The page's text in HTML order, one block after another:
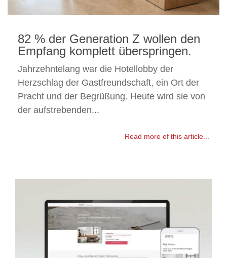
82 % der Generation Z wollen den
Empfang komplett überspringen.
Jahrzehntelang war die Hotellobby der
Herzschlag der Gastfreundschaft, ein Ort der
Pracht und der Begrüßung. Heute wird sie von
der aufstrebenden...
Read more of this article...